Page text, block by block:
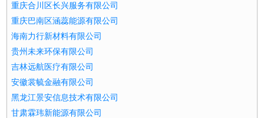
重庆合川区长兴服务有限公司
重庆巴南区涵蕊能源有限公司
海南力行新材料有限公司
贵州未来环保有限公司
吉林远航医疗有限公司
安徽裳毓金融有限公司
黑龙江景安信息技术有限公司
甘肃霖玮新能源有限公司